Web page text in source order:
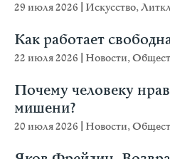
29 июля 2026 Искусство,
Как работает
22 июля 2026 Новости,
Почему человеку
мишени?
20 июля 2026 Новости,